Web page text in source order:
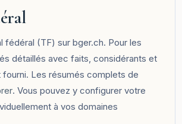
fédéral (TF) sur bger.ch. Pour les
détaillés avec faits, considérants et
Les résumés complets de
. Vous pouvez y configurer votre
à vos domaines